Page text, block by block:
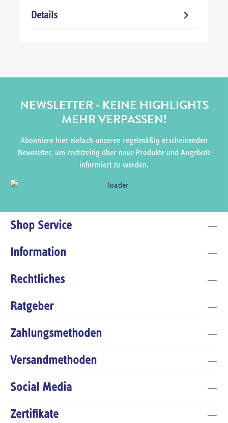
Details
NEWSLETTER - KEINE HIGHLIGHTS
MEHR VERPASSEN!
Abonniere hier einfach unseren regelmäßig erscheinenden
Newsletter, um rechtzeitig über neue Produkte und Angebote
informiert zu werden.
Shop Service
Information
Rechtliches
Ratgeber
Zahlungsmethoden
Versandmethoden
Social Media
Zertifikate